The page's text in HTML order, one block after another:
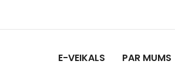
E-VEIKALS PAR MUMS